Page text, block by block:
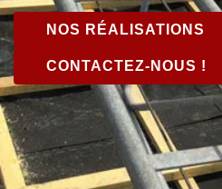
NOS RÉALISATIONS
CONTACTEZ-NOUS !